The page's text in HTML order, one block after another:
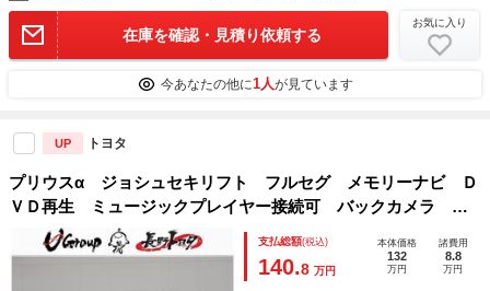
在庫を確認・見積り依頼する
お気に入り
今あなたの他に1人が見ています
UP トヨタ
プリウスα ジョシュセキリフト フルセグ メモリーナビ Ｄ
ＶＤ再生 ミュージックプレイヤー接続可 バックカメラ 衝
突被害軽減システム ＥＴＣ ＬＥＤヘッドランプ ワンオー
ナー 記録簿
支払総額(税込)
140.8 万円
本体価格
132
万円
諸費用
8.8
万円